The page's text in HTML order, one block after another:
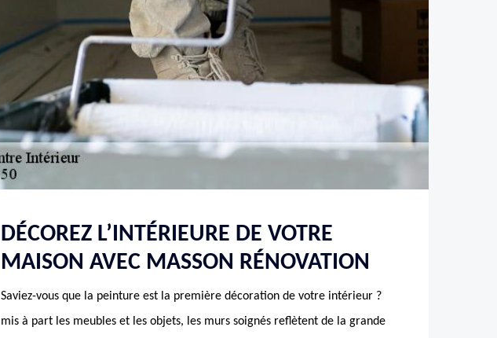
DÉCOREZ L’INTÉRIEURE DE VOTRE
MAISON AVEC MASSON RÉNOVATION
Saviez-vous que la peinture est la première décoration de votre intérieur ?
mis à part les meubles et les objets, les murs soignés reflètent de la grande